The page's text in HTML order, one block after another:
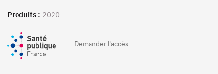
Produits : 2020
Demander l'accès